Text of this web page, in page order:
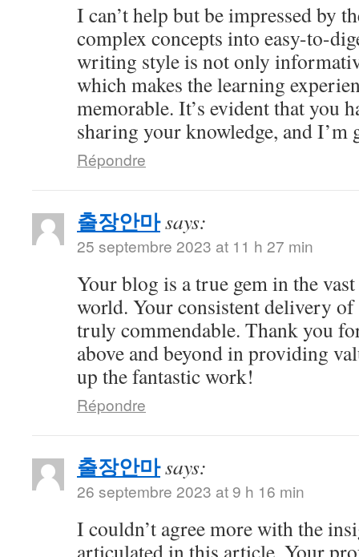
I can’t help but be impressed by
complex concepts into easy-to-
writing style is not only
which makes the learning
memorable. It’s evident that you
sharing your knowledge, and I’m
Répondre
출장안마says:
25 septembre 2023 at 11 h 27 min
Your blog is a true gem in the
world. Your consistent delivery
truly commendable. Thank you
above and beyond in providing
up the fantastic work!
Répondre
출장안마says:
26 septembre 2023 at 9 h 16 min
I couldn’t agree more with the
articulated in this article. Your